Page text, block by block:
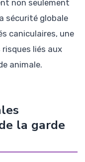
non seulement
sécurité globale
caniculaires, une
liés aux
animale.
la garde